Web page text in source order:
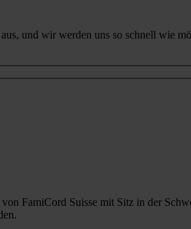
und wir werden uns so schnell wie
FamiCord Suisse mit Sitz in der